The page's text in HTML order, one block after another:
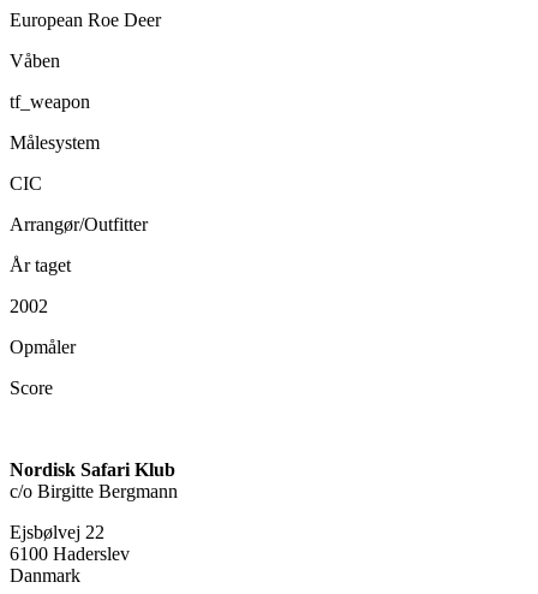
European Roe Deer
Våben
tf_weapon
Målesystem
CIC
Arrangør/Outfitter
År taget
2002
Opmåler
Score
Nordisk Safari Klub
c/o Birgitte Bergmann
Ejsbølvej 22
6100 Haderslev
Danmark